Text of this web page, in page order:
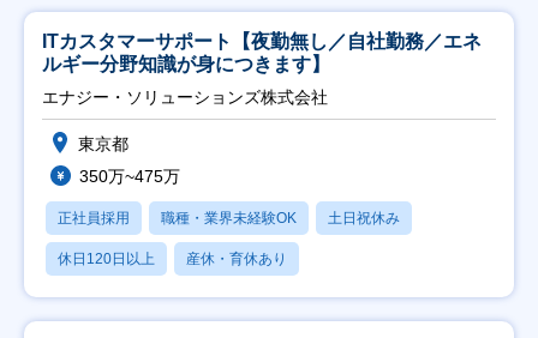
ITカスタマーサポート【夜勤無し／自社勤務／エネ
ルギー分野知識が身につきます】
エナジー・ソリューションズ株式会社
東京都
350万~475万
正社員採用 職種・業界未経験OK 土日祝休み
休日120日以上 産休・育休あり